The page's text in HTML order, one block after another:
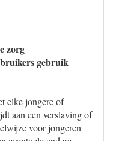
zorg
gebruik
elke jongere of
aan een verslaving of
voor jongeren